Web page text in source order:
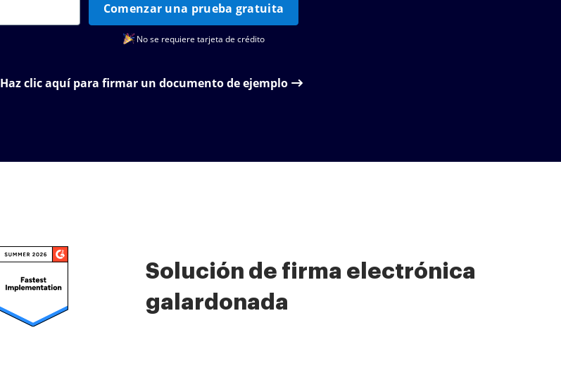
Comenzar una prueba gratuita
No se requiere tarjeta de crédito
Haz clic aquí para firmar un documento de ejemplo
Solución de firma electrónica
galardonada